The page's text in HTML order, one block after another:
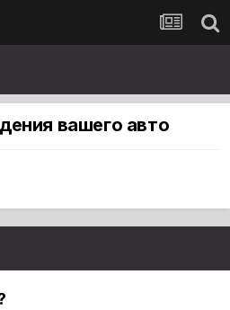
вашего авто